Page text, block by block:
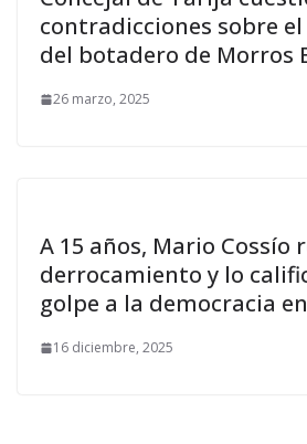
contradicciones sobre
del botadero de Morros
26 marzo, 2025
A 15 años, Mario Cossío
derrocamiento y lo
golpe a la democracia
16 diciembre, 2025